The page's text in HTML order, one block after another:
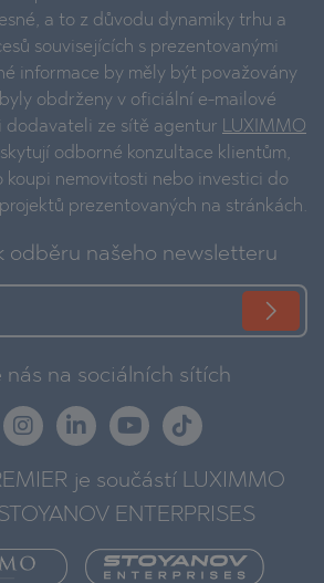
a to z důvodu dynamiky trhu a
souvisejících s prezentovanými
informace by měly být považovány
obdrženy v oficiální e-mailové
dodavateli ze sítě agentur LUXIMMO
odborné konzultace klientům,
koupi nemovitosti nebo investici do
prezentovaných na stránkách.
odběru našeho newsletteru
nás na sociálních sítích
je součástí LUXIMMO
ENTERPRISES